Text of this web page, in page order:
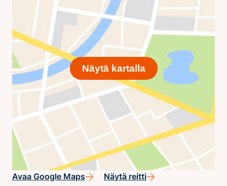
Näytä kartalla
Avaa Google Maps Näytä reitti